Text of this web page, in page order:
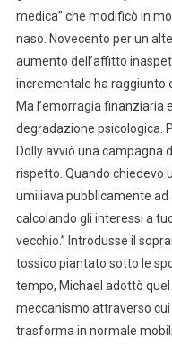
medica” che modificò in
naso. Novecento per un
aumento dell’affitto
incrementale ha raggiunto
Ma l’emorragia finanziaria
degradazione psicologica.
Dolly avviò una campagna
rispetto. Quando chiedevo
umiliava pubblicamente ad
calcolando gli interessi a
vecchio.” Introdusse il
tossico piantato sotto le
tempo, Michael adottò quel
meccanismo attraverso
trasforma in normale